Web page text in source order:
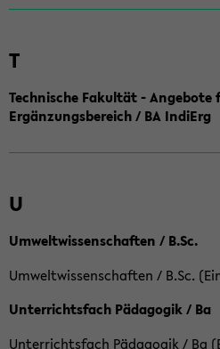
T
Technische Fakultät - Angebote
Ergänzungsbereich / BA IndiErg
U
Umweltwissenschaften / B.Sc.
Umweltwissenschaften / B.Sc.
Unterrichtsfach Pädagogik / Ba
Unterrichtsfach Pädagogik / Ba